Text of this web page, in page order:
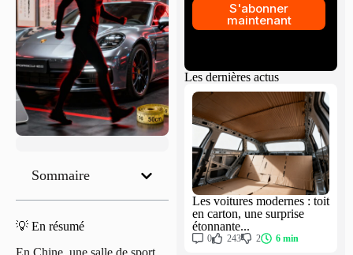
Sommaire
💡 En résumé
En Chine, une salle de sport
S'abonner
maintenant
Les dernières actus
Les voitures modernes : toit
en carton, une surprise
étonnante...
0 243 2 6 min